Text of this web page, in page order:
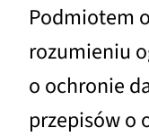
Podmiotem
rozumieniu
o ochronie
przepisów o